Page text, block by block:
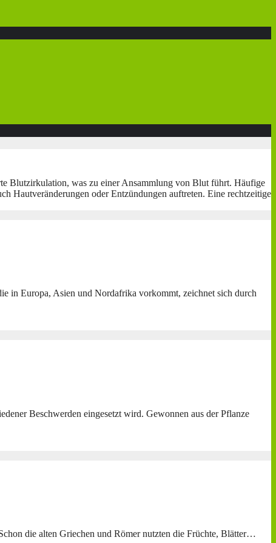
Blutzirkulation, was zu einer Ansammlung von Blut führt. Häufige
Hautveränderungen oder Entzündungen auftreten. Eine rechtzeitige
in Europa, Asien und Nordafrika vorkommt, zeichnet sich durch
Beschwerden eingesetzt wird. Gewonnen aus der Pflanze
die alten Griechen und Römer nutzten die Früchte, Blätter…